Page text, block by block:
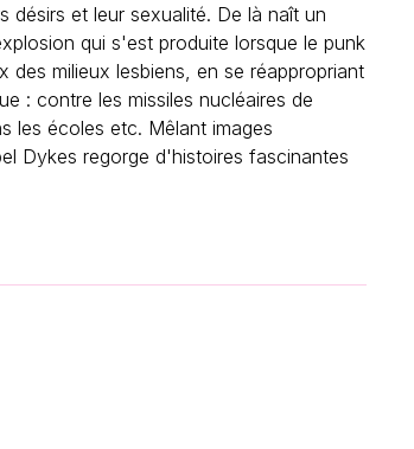
désirs et leur sexualité. De là naît un
qui s'est produite lorsque le punk
milieux lesbiens, en se réappropriant
: contre les missiles nucléaires de
les écoles etc. Mêlant images
Dykes regorge d'histoires fascinantes